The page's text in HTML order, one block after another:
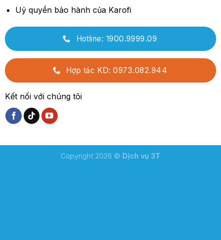
Uỷ quyền bảo hành của Karofi
Hotline: 1900.9999.09
Hợp tác KD: 0973.082.944
Kết nối với chúng tôi
Copyright 2026 © Dịch vụ 3T